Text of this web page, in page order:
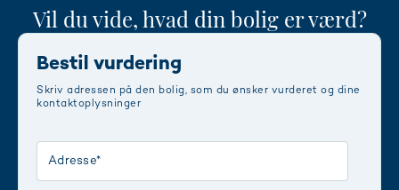
Vil du vide, hvad din bolig er værd?
Bestil vurdering
Skriv adressen på den bolig, som du ønsker vurderet og dine
kontaktoplysninger